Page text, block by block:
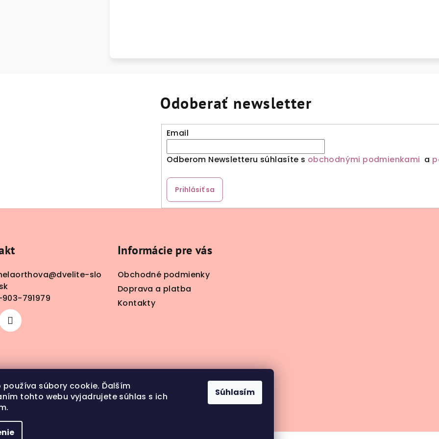
používa súbory cookie. Ďalším
tohto webu vyjadrujete súhlas s ich
Súhlasím
Odoberať newsletter
Email
Odberom Newsletteru súhlasíte s obchodnými podmienkami a
Prihlásiť sa
@dvelite-slo
791979
Informácie pre vás
Obchodné podmienky
Doprava a platba
Kontakty